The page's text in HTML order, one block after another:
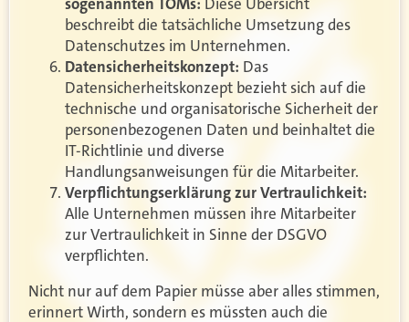
beschreibt die tatsächliche Umsetzung des
Datenschutzes im Unternehmen.
Datensicherheitskonzept: Das
Datensicherheitskonzept bezieht sich auf die
technische und organisatorische Sicherheit der
personenbezogenen Daten und beinhaltet die
IT-Richtlinie und diverse
Handlungsanweisungen für die Mitarbeiter.
Verpflichtungserklärung zur Vertraulichkeit:
Alle Unternehmen müssen ihre Mitarbeiter
zur Vertraulichkeit in Sinne der DSGVO
verpflichten.
Nicht nur auf dem Papier müsse aber alles stimmen,
erinnert Wirth, sondern es müssten auch die